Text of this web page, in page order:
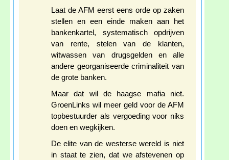
Laat de AFM eerst eens orde op zaken
stellen en een einde maken aan het
bankenkartel, systematisch opdrijven
van rente, stelen van de klanten,
witwassen van drugsgelden en alle
andere georganiseerde criminaliteit van
de grote banken.
Maar dat wil de haagse mafia niet.
GroenLinks wil meer geld voor de AFM
topbestuurder als vergoeding voor niks
doen en wegkijken.
De elite van de westerse wereld is niet
in staat te zien, dat we afstevenen op